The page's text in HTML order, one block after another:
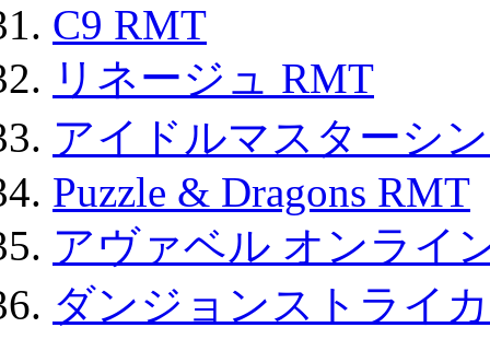
C9 RMT
リネージュ RMT
アイドルマスターシ
Puzzle & Dragons RMT
アヴァベル オンライ
ダンジョンストライ